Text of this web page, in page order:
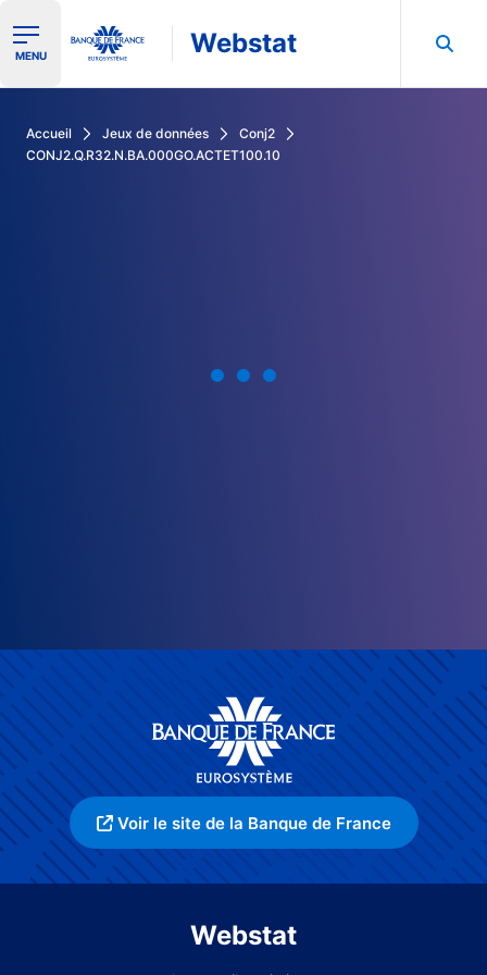
Ouvrir le menu de navigation
MENU Webstat
Accueil Jeux de données
Conj2
CONJ2.Q.R32.N.BA.000GO.ACTET100.10
Voir le site de la Banque de France
Webstat